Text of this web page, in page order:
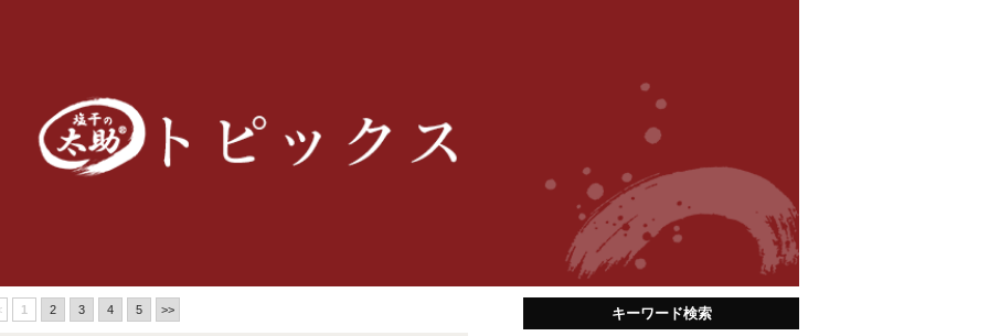
1 2 3 4 5 >>
キーワード検索